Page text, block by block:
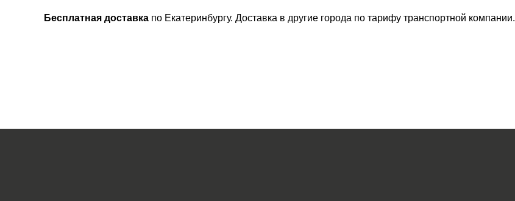
Бесплатная доставка по Екатеринбургу. Доставка в другие города по тарифу транспортной компании.